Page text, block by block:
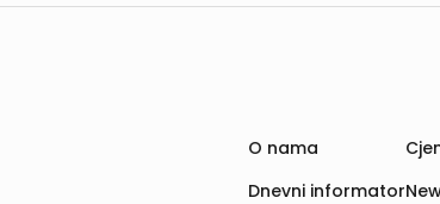
O nama
Dnevni informator